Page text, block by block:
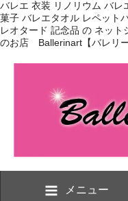
バレエ 衣装 リノリウム バレ
菓子 バレエタオル レペット
レオタード 記念品 の ネット
のお店 Ballerinart【バレリー
メニュー